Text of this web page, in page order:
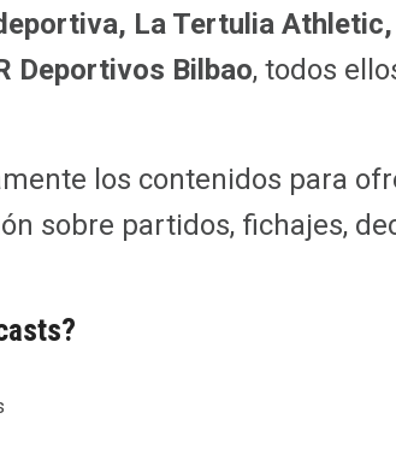
La Tertulia
Deportivos Bilbao, todos
los contenidos para
sobre partidos, fichajes,